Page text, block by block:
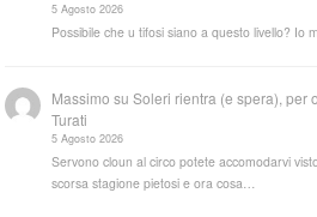
5 Agosto 2026
Possibile che u tifosi siano a questo livello? Io
Massimo suSoleri rientra (e spera), per
Turati
5 Agosto 2026
Servono cloun al circo potete accomodarvi
scorsa stagione pietosi e ora cosa…